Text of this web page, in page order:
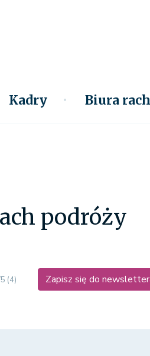
Kadry Biura
podróży
(4) Zapisz się do